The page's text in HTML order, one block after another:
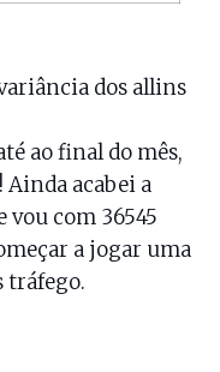
dos allins
ao final do mês,
Ainda acabei a
vou com 36545
a jogar uma
tráfego.